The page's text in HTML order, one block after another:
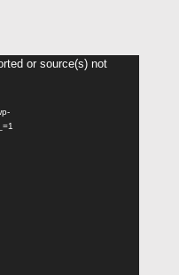
or source(s) not